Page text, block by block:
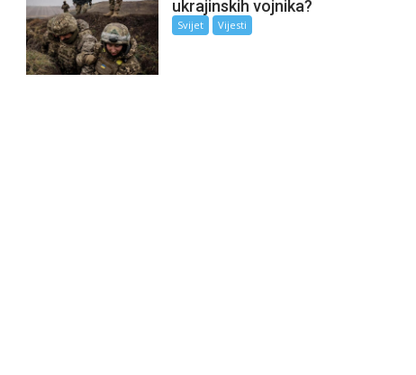
ukrajinskih vojnika?
Svijet Vijesti